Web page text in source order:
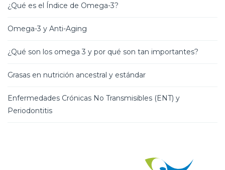
¿Qué es el Índice de Omega-3?
Omega-3 y Anti-Aging
¿Qué son los omega 3 y por qué son tan importantes?
Grasas en nutrición ancestral y estándar
Enfermedades Crónicas No Transmisibles (ENT) y
Periodontitis